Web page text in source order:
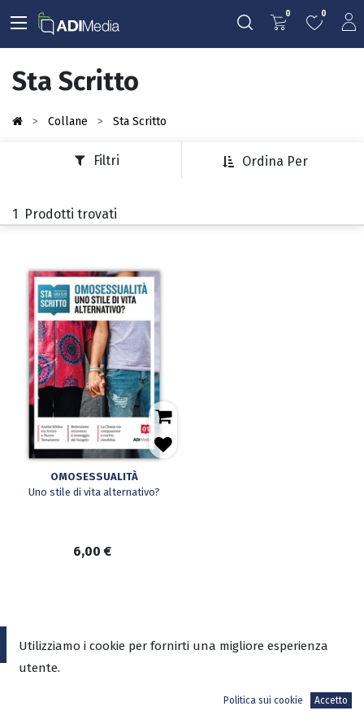
0 0
Sta Scritto
Collane Sta Scritto
Filtri Ordina Per
1 Prodotti trovati
OMOSESSUALITÀ
Uno stile di vita alternativo?
6,00 €
Sede Legale
Utilizziamo i cookie per fornirti una migliore esperienza
utente.
Politica sui cookie Accetto